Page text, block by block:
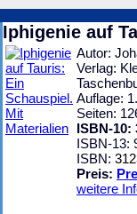
Iphigenie auf
Autor:
Verlag:
Auflage:
Seiten:
ISBN-10:
ISBN-13:
ISBN:
Preis:
weitere